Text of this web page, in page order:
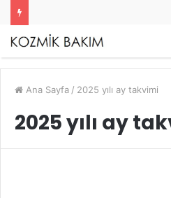
Ana Sayfa / 2025 yılı ay takvimi
2025 yılı ay